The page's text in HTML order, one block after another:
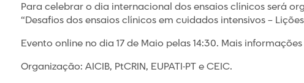
Para celebrar o dia internacional dos ensaios clínicos será
“Desafios dos ensaios clínicos em cuidados intensivos –
Evento online no dia 17 de Maio pelas 14:30. Mais
Organização: AICIB, PtCRIN, EUPATI-PT e CEIC.